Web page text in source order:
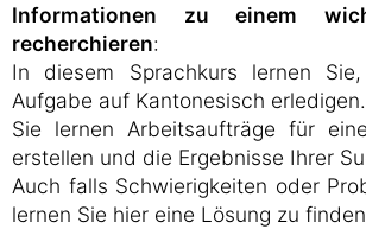
Informationen zu einem
recherchieren:
In diesem Sprachkurs lernen
Aufgabe auf Kantonesisch erledigen.
Sie lernen Arbeitsaufträge für
erstellen und die Ergebnisse Ihrer
Auch falls Schwierigkeiten oder
lernen Sie hier eine Lösung zu